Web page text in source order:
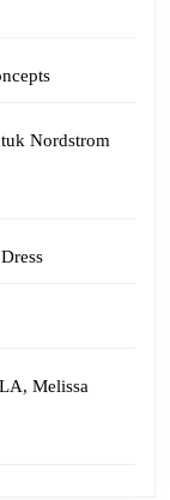
Nordstrom
Melissa